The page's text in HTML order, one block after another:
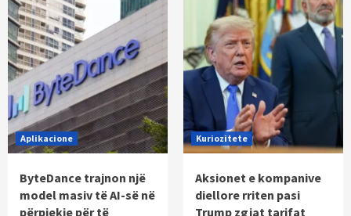
Aplikacione
ByteDance trajnon një
model masiv të AI-së në
përpjekje për të
Kuriozitete
Aksionet e kompanive
diellore rriten pasi
Trump zgjat tarifat